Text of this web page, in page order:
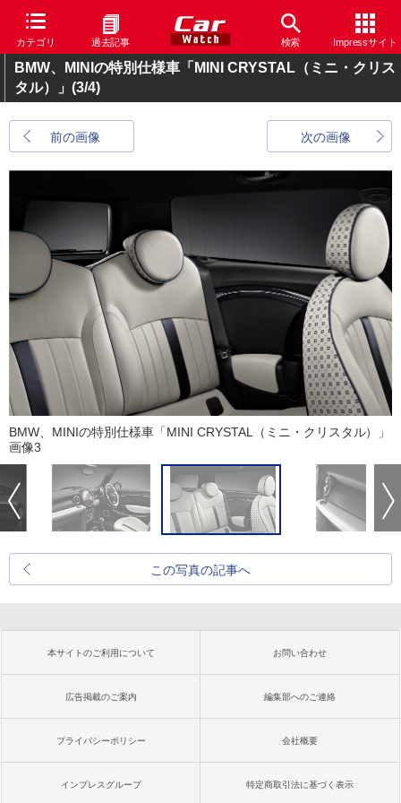
カテゴリ 過去記事 検索 Impressサイト
BMW、MINIの特別仕様車「MINI CRYSTAL（ミニ・クリス
タル）」 (3/4)
前の画像 次の画像
BMW、MINIの特別仕様車「MINI CRYSTAL（ミニ・クリスタル）」
画像3
この写真の記事へ
本サイトのご利用について お問い合わせ
広告掲載のご案内 編集部へのご連絡
プライバシーポリシー 会社概要
インプレスグループ 特定商取引法に基づく表示